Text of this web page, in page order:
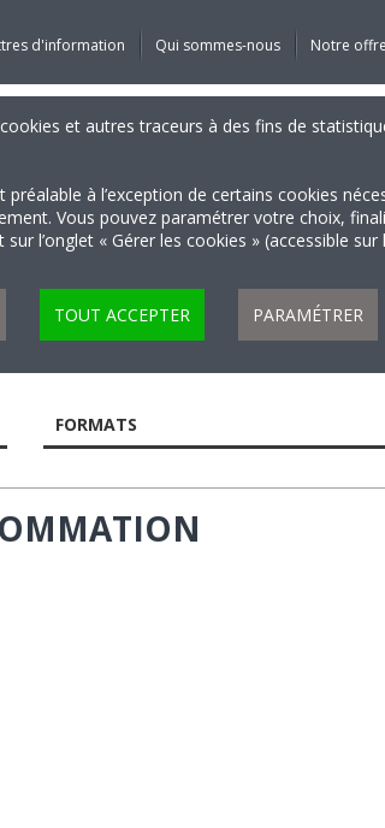
d'information Qui sommes-nous Notre
et autres traceurs à des fins de
à l’exception de certains cookies
Vous pouvez paramétrer votre choix,
l’onglet « Gérer les cookies » (accessible
TOUT ACCEPTER PARAMÉTRER
FORMATS